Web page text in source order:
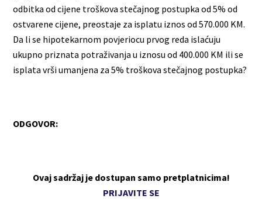
odbitka od cijene troškova stečajnog postupka od 5% od
ostvarene cijene, preostaje za isplatu iznos od 570.000 KM.
Da li se hipotekarnom povjeriocu prvog reda islaćuju
ukupno priznata potraživanja u iznosu od 400.000 KM ili se
isplata vrši umanjena za 5% troškova stečajnog postupka?
ODGOVOR:
Ovaj sadržaj je dostupan samo pretplatnicima!
PRIJAVITE SE